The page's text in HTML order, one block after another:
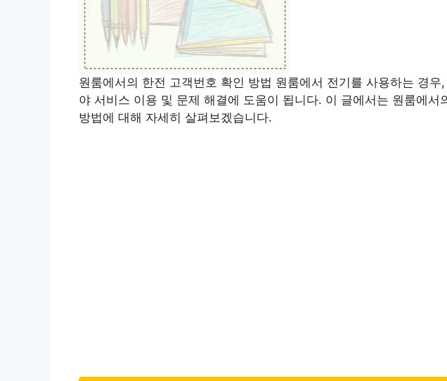
원룸에서의 한전 고객번호 확인 방법 원룸에서 전기를 사용하는 경우
야 서비스 이용 및 문제 해결에 도움이 됩니다. 이 글에서는 원룸에서
방법에 대해 자세히 살펴보겠습니다.